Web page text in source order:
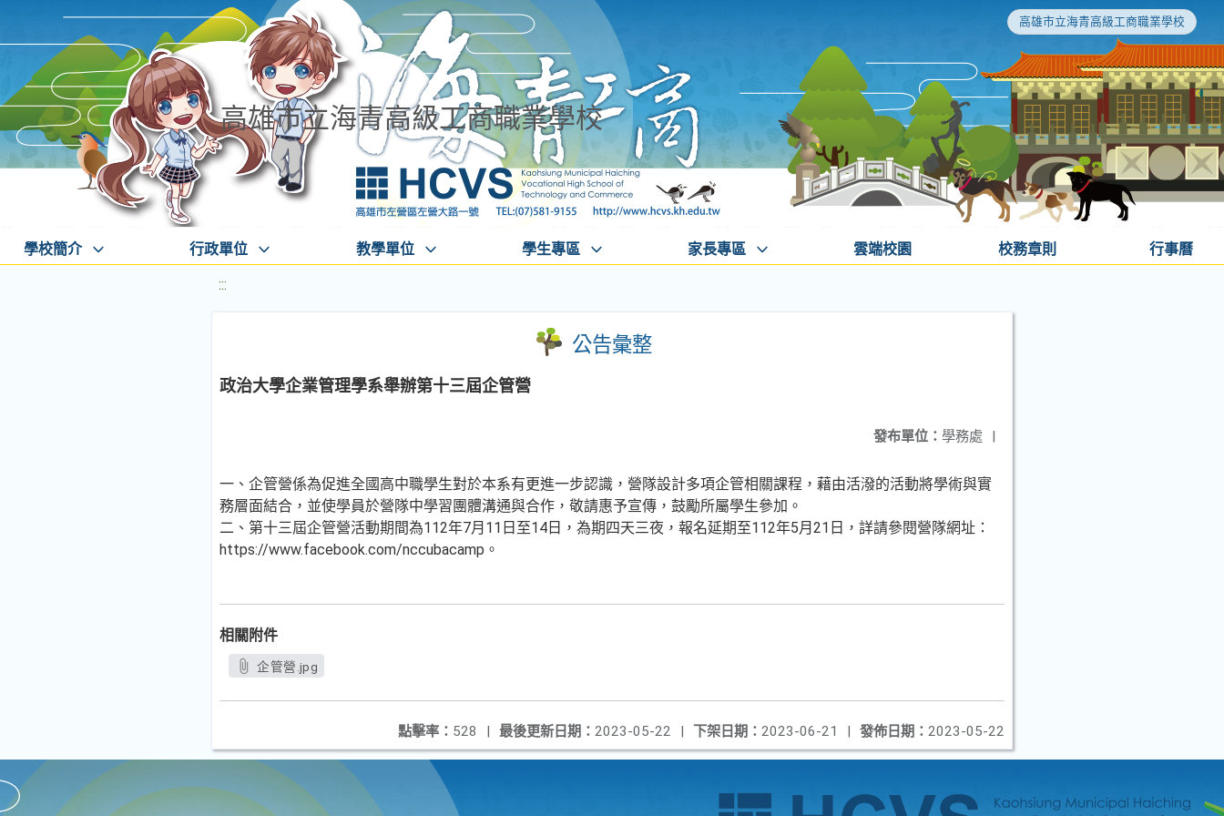
高雄市立海青高級工商職業學校
高雄市立海青高級工商職業學校
學校簡介 行政單位 教學單位 學生專區 家長專區 雲端校園 校務章則 行事曆
:::
公告彙整
政治大學企業管理學系舉辦第十三屆企管營
發布單位： 學務處 |
一、企管營係為促進全國高中職學生對於本系有更進一步認識，營隊設計多項企管相關課程，藉由活潑的活動將學術與實
務層面結合，並使學員於營隊中學習團體溝通與合作，敬請惠予宣傳，鼓勵所屬學生參加。
二、第十三屆企管營活動期間為112年7月11日至14日，為期四天三夜，報名延期至112年5月21日，詳請參閱營隊網址：
https://www.facebook.com/nccubacamp。
相關附件
企管營.jpg
發佈日期： 2023-05-22
下架日期： 2023-06-21 |
最後更新日期： 2023-05-22 |
點擊率： 528 |